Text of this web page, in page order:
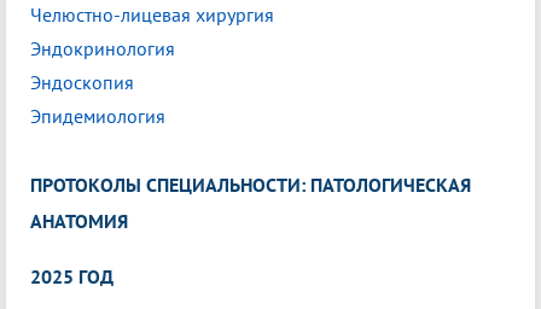
Челюстно-лицевая хирургия
Эндокринология
Эндоскопия
Эпидемиология
ПРОТОКОЛЫ СПЕЦИАЛЬНОСТИ: ПАТОЛОГИЧЕСКАЯ
АНАТОМИЯ
2025 ГОД